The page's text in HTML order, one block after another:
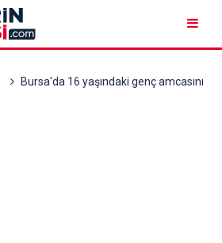
Bursa'da 16 yaşındaki genç amcasını